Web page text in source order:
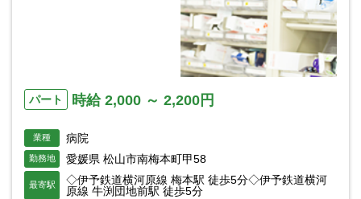
パート 時給 2,000 ～ 2,200円
業種 病院
勤務地 愛媛県 松山市南梅本町甲58
最寄駅
◇伊予鉄道横河原線 梅本駅 徒歩5分◇伊予鉄道横河
原線 牛渕団地前駅 徒歩5分